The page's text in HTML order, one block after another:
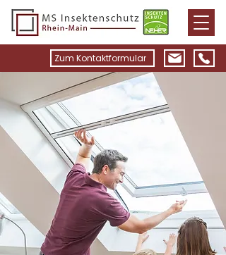
Zum Kontaktformular